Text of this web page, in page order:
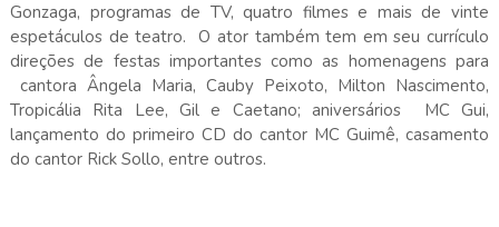
Gonzaga, programas de TV, quatro filmes e mais de vinte
espetáculos de teatro. O ator também tem em seu currículo
direções de festas importantes como as homenagens para
cantora Ângela Maria, Cauby Peixoto, Milton Nascimento,
Tropicália Rita Lee, Gil e Caetano; aniversários MC Gui,
lançamento do primeiro CD do cantor MC Guimê, casamento
do cantor Rick Sollo, entre outros.